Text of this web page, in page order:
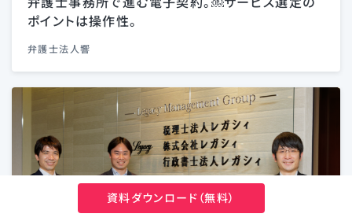
ポイントは操作性。
弁護士法人響
資料ダウンロード（無料）